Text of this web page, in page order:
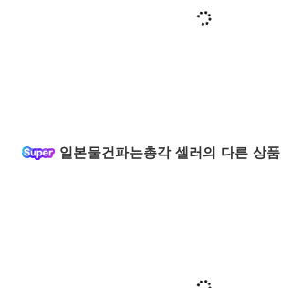
일본물건파는총각 셀러의 다른 상품